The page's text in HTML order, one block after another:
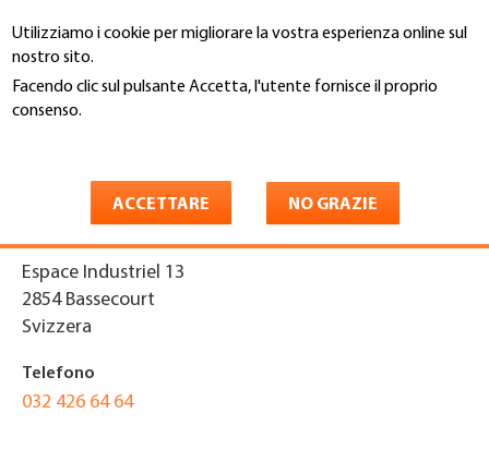
Utilizziamo i cookie per migliorare la vostra esperienza online sul
nostro sito.
Facendo clic sul pulsante Accetta, l'utente fornisce il proprio
consenso.
ACCETTARE NO GRAZIE
al
contenuto
principale
You
Indirizzo
Espace Industriel 13
2854 Bassecourt
Svizzera
Telefono
032 426 64 64